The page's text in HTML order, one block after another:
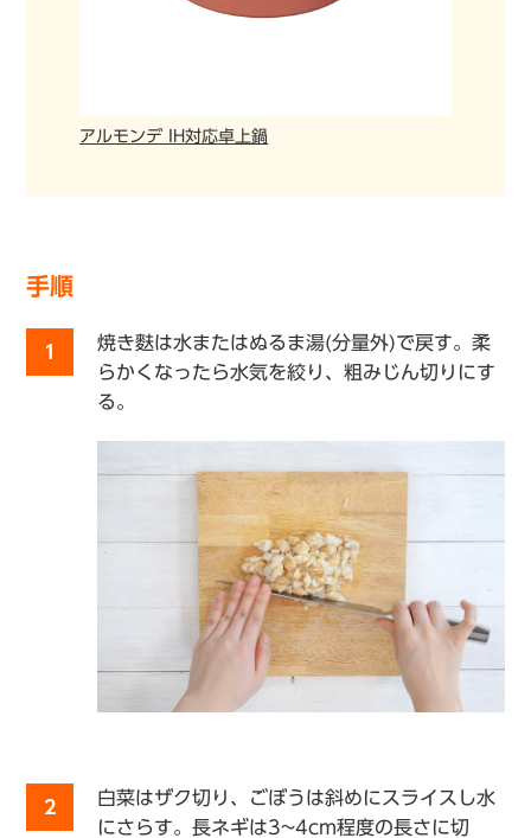
アルモンデ IH対応卓上鍋
手順
1
焼き麩は水またはぬるま湯(分量外)で戻す。柔
らかくなったら水気を絞り、粗みじん切りにす
る。
2
白菜はザク切り、ごぼうは斜めにスライスし水
にさらす。長ネギは3~4cm程度の長さに切